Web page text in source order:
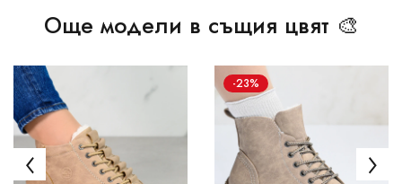
Още модели в същия цвят 🎨
-23%